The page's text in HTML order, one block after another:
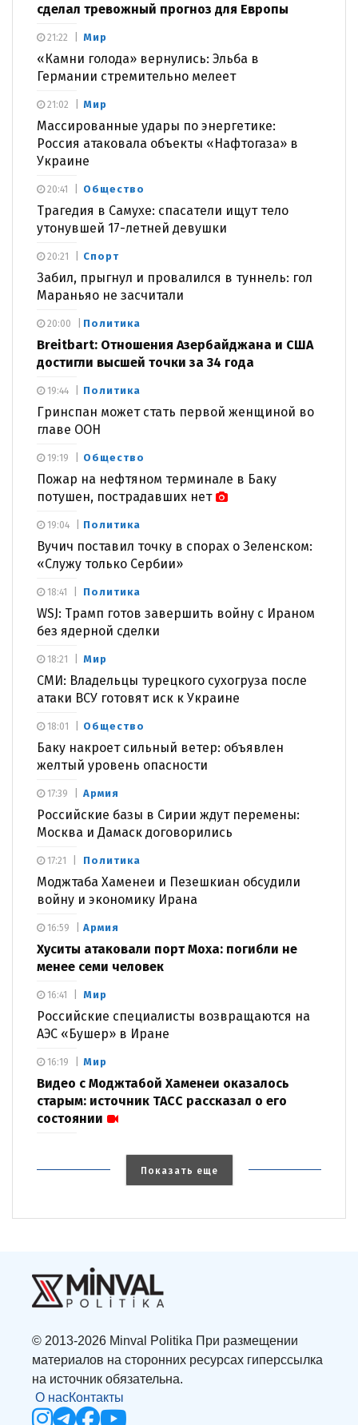
сделал тревожный прогноз для Европы
Мир
«Камни голода» вернулись: Эльба в
Германии стремительно мелеет
21:22
Мир
Массированные удары по энергетике:
Россия атаковала объекты «Нафтогаза» в
Украине
21:02
Общество
Трагедия в Самухе: спасатели ищут тело
утонувшей 17-летней девушки
20:41
Спорт
Забил, прыгнул и провалился в туннель: гол
Мараньяо не засчитали
20:21
Политика
Breitbart: Отношения Азербайджана и США
достигли высшей точки за 34 года
20:00
Политика
Гринспан может стать первой женщиной во
главе ООН
19:44
Общество
Пожар на нефтяном терминале в Баку
потушен, пострадавших нет
19:19
Политика
Вучич поставил точку в спорах о Зеленском:
«Служу только Сербии»
19:04
Политика
WSJ: Трамп готов завершить войну с Ираном
без ядерной сделки
18:41
Мир
СМИ: Владельцы турецкого сухогруза после
атаки ВСУ готовят иск к Украине
18:21
Общество
Баку накроет сильный ветер: объявлен
желтый уровень опасности
18:01
Армия
Российские базы в Сирии ждут перемены:
Москва и Дамаск договорились
17:39
Политика
Моджтаба Хаменеи и Пезешкиан обсудили
войну и экономику Ирана
17:21
Армия
Хуситы атаковали порт Моха: погибли не
менее семи человек
16:59
Мир
Российские специалисты возвращаются на
АЭС «Бушер» в Иране
16:41
Мир
Видео с Моджтабой Хаменеи оказалось
старым: источник ТАСС рассказал о его
состоянии
16:19
Показать еще
© 2013-2026 Minval Politika При размещении
материалов на сторонних ресурсах гиперссылка
на источник обязательна.
О насКонтакты